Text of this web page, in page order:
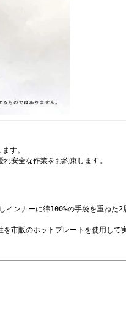
す。
安全な作業をお約束します。
インナーに綿100%の手袋を重ねた2
市販のホットプレートを使用して